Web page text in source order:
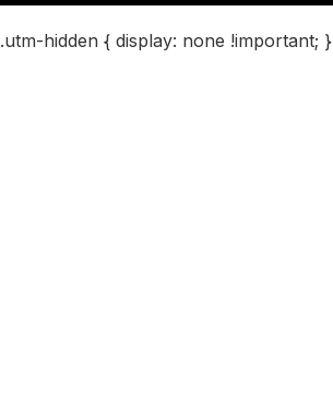
.utm-hidden { display: none !important; }